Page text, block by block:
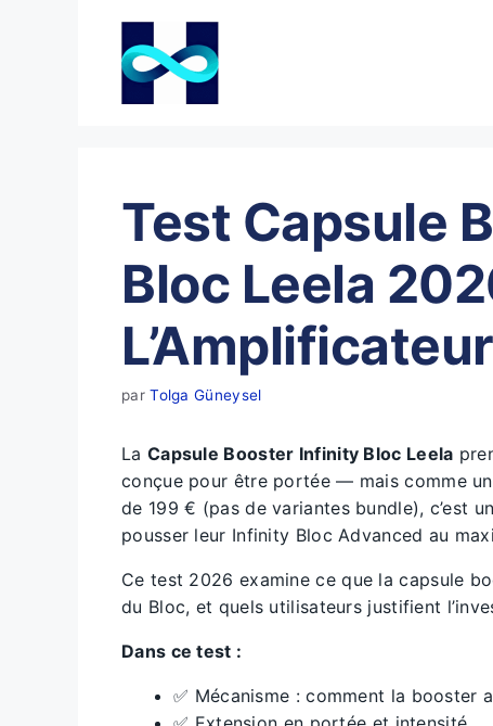
Test Capsule
Bloc Leela
parTolga Güneysel
La Capsule Booster Infinity Bloc Leela
conçue pour être portée — mais comme un
de 199 € (pas de variantes bundle), c’est
pousser leur Infinity Bloc Advanced au
Ce test 2026 examine ce que la capsule
du Bloc, et quels utilisateurs justifient
Dans ce test :
✅ Mécanisme : comment la booster